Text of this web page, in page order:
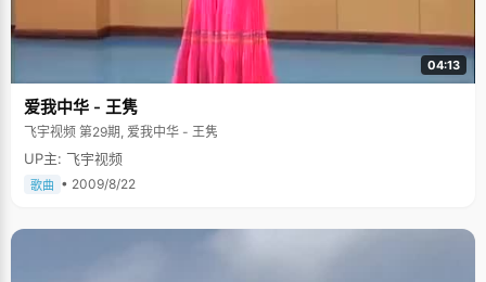
04:13
爱我中华 - 王隽
飞宇视频 第29期, 爱我中华 - 王隽
UP主: 飞宇视频
歌曲 • 2009/8/22